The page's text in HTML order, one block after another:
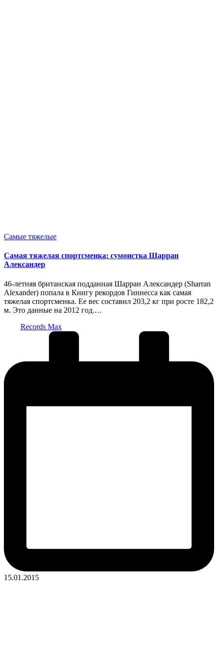
Опубликовано
Самые тяжелые
Самая тяжелая спортсменка: сумоистка Шарран
Александер
46-летняя британская подданная Шарран Александер (Sharran
Alexander) попала в Книгу рекордов Гиннесса как самая
тяжелая спортсменка. Ее вес составил 203,2 кг при росте 182,2
м. Это данные на 2012 год.…
Records Max
15.01.2015